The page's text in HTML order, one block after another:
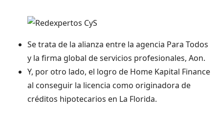
Se trata de la alianza entre la agencia Para Todos
y la firma global de servicios profesionales, Aon.
Y, por otro lado, el logro de Home Kapital Finance
al conseguir la licencia como originadora de
créditos hipotecarios en La Florida.